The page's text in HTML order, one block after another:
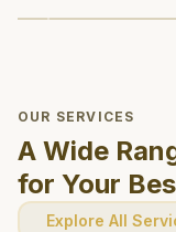
OUR SERVICES
A Wide
for Your
Explore All